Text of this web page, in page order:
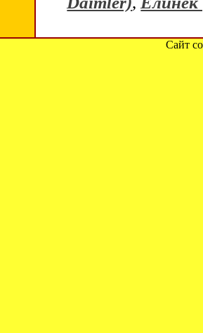
Сайт